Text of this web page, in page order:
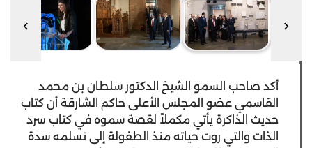
أكد صاحب السمو الشيخ الدكتور سلطان بن محمد
القاسمي عضو المجلس الأعلى حاكم الشارقة أن كتاب
حديث الذاكرة يأتي مكملاً لقصة سموه في كتاب سرد
الذات والتي روت حياته منذ الطفولة إلى تسلمه سدة